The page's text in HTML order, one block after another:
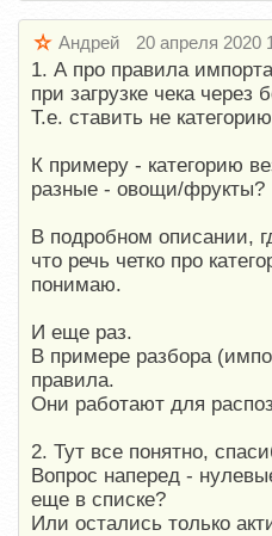
Андрей 20 апреля 2020
1. А про правила
при загрузке чека через
Т.е. ставить не
К примеру - категорию
разные - овощи/фрукты?
В подробном описании,
что речь четко про
понимаю.
И еще раз.
В примере разбора
правила.
Они работают для
2. Тут все понятно,
Вопрос наперед -
еще в списке?
Или остались только